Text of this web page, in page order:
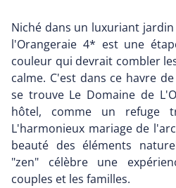
Niché dans un luxuriant
l'Orangeraie 4* est une
couleur qui devrait combler
calme. C'est dans ce havre
se trouve Le Domaine de
hôtel, comme un refuge
L'harmonieux mariage de
beauté des éléments
"zen" célèbre une
couples et les familles.